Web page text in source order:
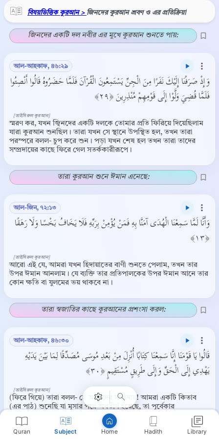
Quran Subject Home Hadith Library
বিষয়ভিত্তিক কুরআন > জিনদের কুরআন শ্রবণ ও এর প্রতিক্রিয়া
জিনদের একটি দল নবীর এর মুখে কুরআন শুনতে পায়:
আল-আহকাফ, ৪৬:২৯
وَإِذْ صَرَفْنَا إِلَيْكَ نَفَرًا مِنَ الْجِنِّ يَسْتَمِعُونَ الْقُرْآنَ فَلَمَّا حَضَرُوهُ قَالُوا أَنْصِتُوا
فَلَمَّا قُضِيَ وَلَّوْا إِلَى قَوْمِهِمْ مُنْذِرِينَ ﴿٢٩﴾
স্মরণ কর, যখন জ্বিনদের একটি দলকে তোমার প্রতি ফিরিয়ে দিয়েছিলাম
যারা কুরআন শুনছিল। তারা যখন সে স্থানে উপস্থিত হল, তখন তারা
পরস্পরে বলল- চুপ করে শুন। পড়া যখন শেষ হল তখন তারা তাদের
সম্প্রদায়ের কাছে ফিরে গেল সতর্ককারীরূপে।
[তাইসিরুল কুরআন]
তারা কুরআন শুনে ঈমান এনেছে:
আল-জিন, ৭২:১৩
وَأَنَّا لَمَّا سَمِعْنَا الْهُدَى آمَنَّا بِهِ فَمَنْ يُؤْمِنْ بِرَبِّهِ فَلَا يَخَافُ بَخْسًا وَلَا رَهَقًا
﴿١٣﴾
আরো এই যে, আমরা যখন হিদায়াতের বাণী শুনতে পেলাম, তখন তার
উপর ঈমান আনলাম। যে ব্যক্তি তার প্রতিপালকের উপর ঈমান আনে তার
কোন ক্ষতি বা যুলমের ভয় থাকবে না।
[তাইসিরুল কুরআন]
তারা স্বজাতির কাছে কুরআনের প্রশংসা করল:
আল-আহকাফ, ৪৬:৩০
قَالُوا يَا قَوْمَنَا إِنَّا سَمِعْنَا كِتَابًا أُنْزِلَ مِنْ بَعْدِ مُوسَى مُصَدِّقًا لِمَا بَيْنَ يَدَيْهِ
يَهْدِي إِلَى الْحَقِّ وَإِلَى طَرِيقٍ مُسْتَقِيمٍ ﴿٣٠﴾
(ফিরে গিয়ে) তারা বলল- হে আমাদের সম্প্রদায়! আমরা একটি কিতাব
(এর পাঠ) শুনেছি যা মূসার পরে অবতীর্ণ হয়েছে, তা পূর্বেকার
কিতাবগুলোর সত্যতা প্রতিপন্ন করে, সত্যের দিকে আর সঠিক পথের দিকে
পরিচালিত করে।
[তাইসিরুল কুরআন]
Copy